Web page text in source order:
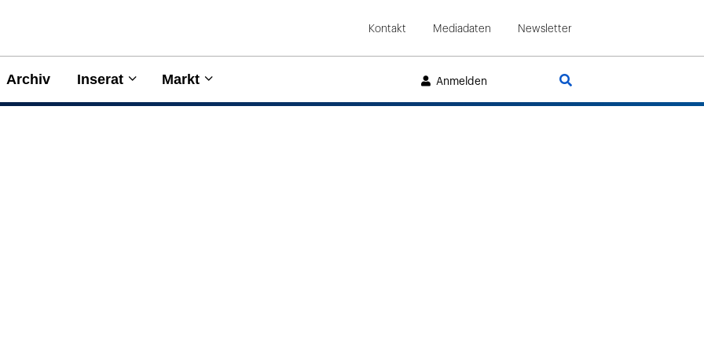
Kontakt Mediadaten Newsletter
Archiv Inserat Markt Anmelden